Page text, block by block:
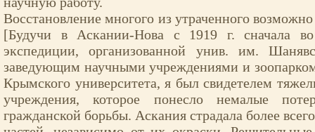
Восстановление многого из утраченного
[Будучи в Аскании-Нова с 1919 г. сначала во
экспедиции, организованной унив. им.
заведующим научными учреждениями и
Крымского университета, я был свидетелем
учреждения, которое понесло немалые
гражданской борьбы. Аскания страдала более